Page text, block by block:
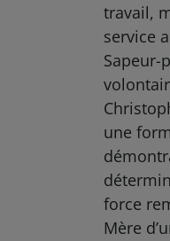
travail,
service
Sapeur-
une
force
Mère